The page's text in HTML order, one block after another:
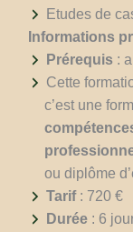
Etudes de
Informations
Prérequis :
Cette
c’est une
ou diplôme
Tarif: 720 €
Durée : 6